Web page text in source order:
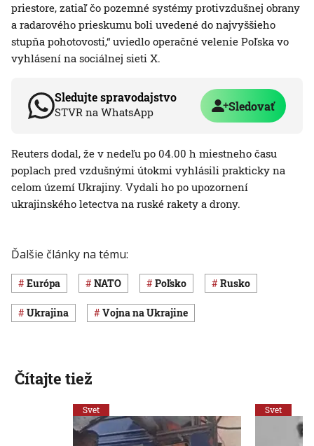
priestore, zatiaľ čo pozemné systémy protivzdušnej obrany
a radarového prieskumu boli uvedené do najvyššieho
stupňa pohotovosti,“ uviedlo operačné velenie Poľska vo
vyhlásení na sociálnej sieti X.
Sledujte spravodajstvo
STVR na WhatsApp Sledovať
Reuters dodal, že v nedeľu po 04.00 h miestneho času
poplach pred vzdušnými útokmi vyhlásili prakticky na
celom území Ukrajiny. Vydali ho po upozornení
ukrajinského letectva na ruské rakety a drony.
Ďalšie články na tému:
Európa NATO Poľsko Rusko
Ukrajina vojna na Ukrajine
Čítajte tiež
Svet Svet